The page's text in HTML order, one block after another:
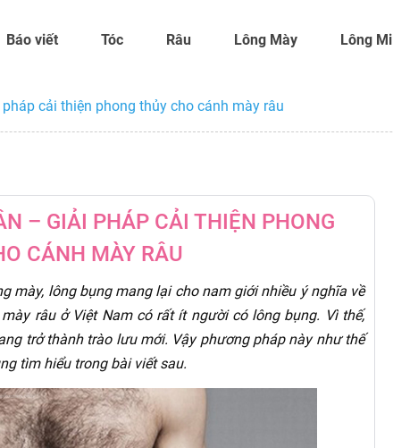
Báo viết Tóc Râu Lông Mày Lông Mi
cải thiện phong thủy cho cánh mày râu
– GIẢI PHÁP CẢI THIỆN PHONG
CÁNH MÀY RÂU
mày, lông bụng mang lại cho nam giới nhiều ý nghĩa về
râu ở Việt Nam có rất ít người có lông bụng. Vì thế,
trở thành trào lưu mới. Vậy phương pháp này như thế
tìm hiểu trong bài viết sau.